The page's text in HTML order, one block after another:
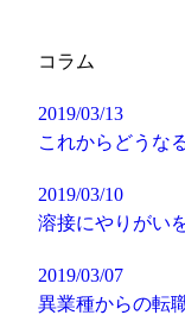
コラム
2019/03/13
これからどうな
2019/03/10
溶接にやりがい
2019/03/07
異業種からの転